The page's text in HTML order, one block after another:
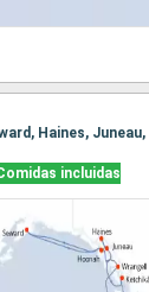
Haines,
incluidas